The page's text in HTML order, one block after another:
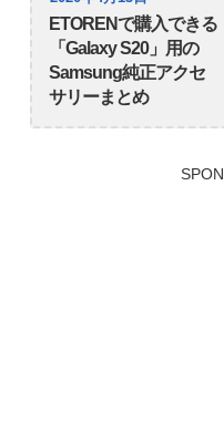
ETORENで購入できる
「Galaxy S20」用の
Samsung純正アクセ
サリーまとめ